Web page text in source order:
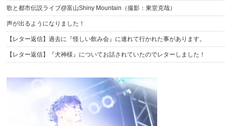
歌と都市伝説ライブ@富山Shiny Mountain（撮影：東堂克哉）
声が出るようになりました！
【レター返信】過去に『怪しい飲み会』に連れて行かれた事があります。
【レター返信】『犬神様』についてお話されていたのでレターしました！